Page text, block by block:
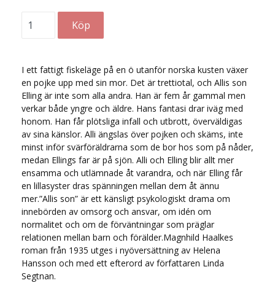
I ett fattigt fiskeläge på en ö utanför norska kusten växer
en pojke upp med sin mor. Det är trettiotal, och Allis son
Elling är inte som alla andra. Han är fem år gammal men
verkar både yngre och äldre. Hans fantasi drar iväg med
honom. Han får plötsliga infall och utbrott, överväldigas
av sina känslor. Alli ängslas över pojken och skäms, inte
minst inför svärföräldrarna som de bor hos som på nåder,
medan Ellings far är på sjön. Alli och Elling blir allt mer
ensamma och utlämnade åt varandra, och när Elling får
en lillasyster dras spänningen mellan dem åt ännu
mer.”Allis son” är ett känsligt psykologiskt drama om
innebörden av omsorg och ansvar, om idén om
normalitet och om de förväntningar som präglar
relationen mellan barn och förälder.Magnhild Haalkes
roman från 1935 utges i nyöversättning av Helena
Hansson och med ett efterord av författaren Linda
Segtnan.